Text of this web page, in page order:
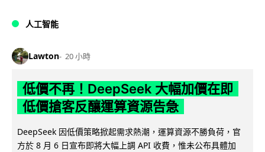
人工智能
Lawton 20 小時
低價不再！DeepSeek 大幅加價在即
低價搶客反釀運算資源告急
DeepSeek 因低價策略掀起需求熱潮，運算資源不勝負荷，官
方於 8 月 6 日宣布即將大幅上調 API 收費，惟未公布具體加